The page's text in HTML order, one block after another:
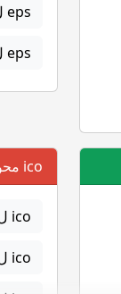
eps ل png
eps ل tga
ico محول
ico ل bmp
ico ل gif